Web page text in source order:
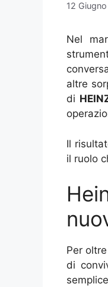
12
Nel
altre
di
Il
il ruolo
Per
di